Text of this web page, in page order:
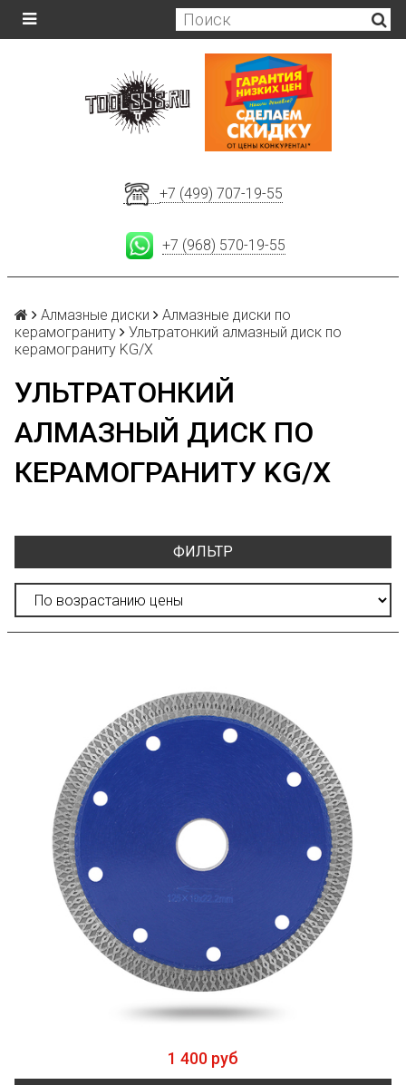
+7 (499) 707-19-55
+7 (968) 570-19-55
Алмазные диски
Алмазные диски по
керамограниту
Ультратонкий алмазный диск по
керамограниту KG/X
УЛЬТРАТОНКИЙ
АЛМАЗНЫЙ ДИСК ПО
КЕРАМОГРАНИТУ KG/X
ФИЛЬТР
1 400 руб